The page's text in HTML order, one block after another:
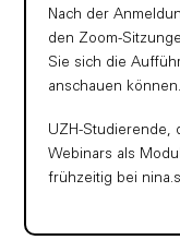
Nach der
den Zoom-
Sie sich die
anschauen können.
UZH-Studierende,
Webinars als
frühzeitig bei